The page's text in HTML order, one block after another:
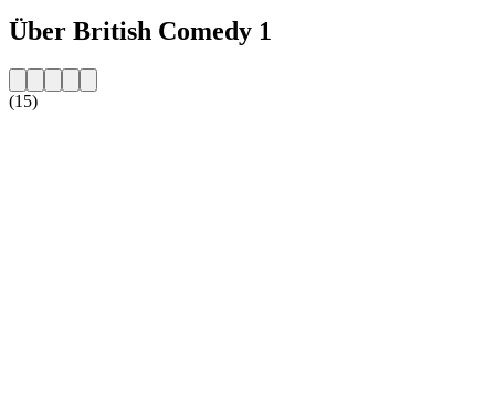
Über British Comedy 1
(15)